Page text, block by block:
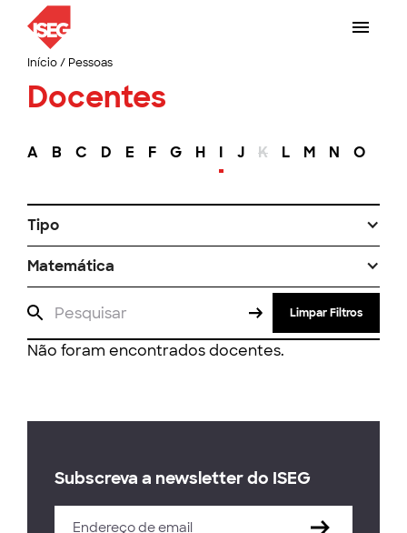
Início/ Pessoas
Docentes
A B C D E F G H I J K L M N O
Tipo
Matemática
Limpar Filtros
Não foram encontrados docentes.
Subscreva a newsletter do ISEG